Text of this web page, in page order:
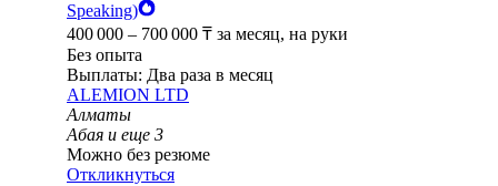
Speaking)
400 000 – 700 000 ₸ за месяц, на руки
Без опыта
Выплаты: Два раза в месяц
ALEMION LTD
Алматы
Абая и еще 3
Можно без резюме
Откликнуться